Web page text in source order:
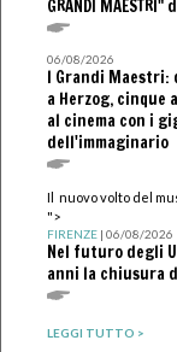
GRANDI MAESTRI"
06/08/2026
I Grandi Maestri:
a Herzog, cinque
al cinema con i
dell'immaginario
Il nuovo volto del
">
FIRENZE| 06/08/2026
Nel futuro degli
anni la chiusura
LEGGI TUTTO >